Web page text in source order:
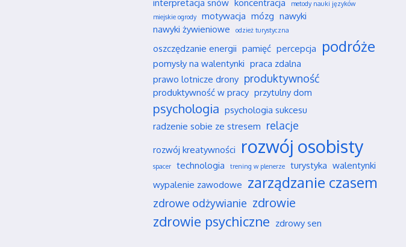
interpretacja snów koncentracja
metody nauki języków
miejskie ogrody
motywacja mózg nawyki
nawyki żywieniowe
odzież turystyczna
oszczędzanie energii pamięć percepcja podróże
pomysły na walentynki praca zdalna
prawo lotnicze drony produktywność
produktywność w pracy przytulny dom
psychologia psychologia sukcesu
radzenie sobie ze stresem relacje
rozwój kreatywności rozwój osobisty
spacer technologia trening w plenerze turystyka walentynki
wypalenie zawodowe zarządzanie czasem
zdrowe odżywianie zdrowie
zdrowie psychiczne zdrowy sen